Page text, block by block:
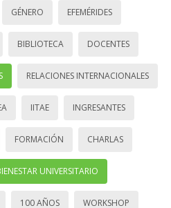
GÉNERO EFEMÉRIDES
BIBLIOTECA DOCENTES
RELACIONES INTERNACIONALES
IITAE INGRESANTES
FORMACIÓN CHARLAS
UNIVERSITARIO
100 AÑOS WORKSHOP